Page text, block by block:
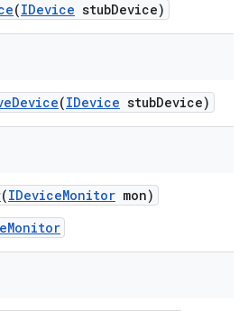
(IDevice stubDevice)
Device(IDevice stubDevice)
(IDeviceMonitor mon)